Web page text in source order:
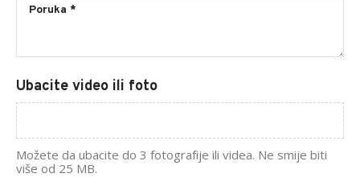
Ubacite video ili foto
Možete da ubacite do 3 fotografije ili videa. Ne smije biti
više od 25 MB.